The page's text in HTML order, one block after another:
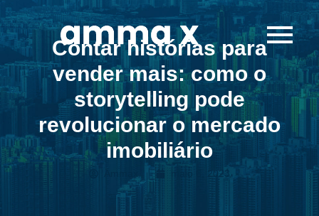
Contar histórias para
vender mais: como o
storytelling pode
revolucionar o mercado
imobiliário
maio 6, 2023